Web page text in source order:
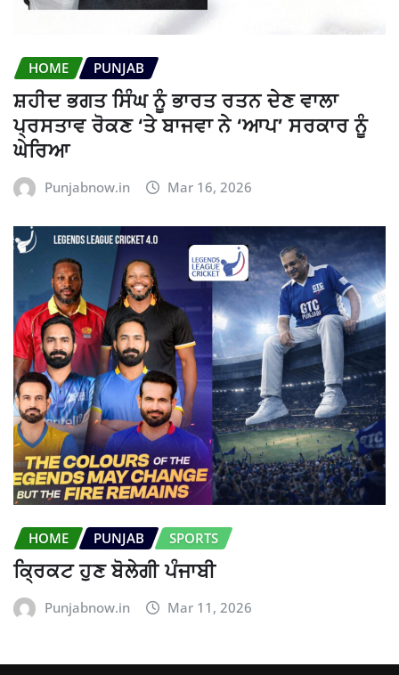
HOME PUNJAB
ਸ਼ਹੀਦ ਭਗਤ ਸਿੰਘ ਨੂੰ ਭਾਰਤ ਰਤਨ ਦੇਣ ਵਾਲਾ
ਪ੍ਰਸਤਾਵ ਰੋਕਣ ‘ਤੇ ਬਾਜਵਾ ਨੇ ‘ਆਪ’ ਸਰਕਾਰ ਨੂੰ
ਘੇਰਿਆ
Punjabnow.in Mar 16, 2026
HOME PUNJAB SPORTS
ਕ੍ਰਿਕਟ ਹੁਣ ਬੋਲੇਗੀ ਪੰਜਾਬੀ
Punjabnow.in Mar 11, 2026